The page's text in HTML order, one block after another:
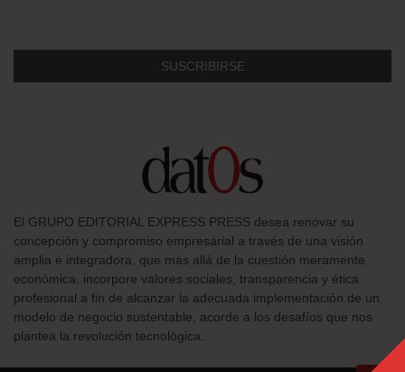
El GRUPO EDITORIAL EXPRESS PRESS desea renovar su
concepción y compromiso empresarial a través de una visión
amplia e integradora, que más allá de la cuestión meramente
económica, incorpore valores sociales, transparencia y ética
profesional a fin de alcanzar la adecuada implementación de un
modelo de negocio sustentable, acorde a los desafíos que nos
plantea la revolución tecnológica.